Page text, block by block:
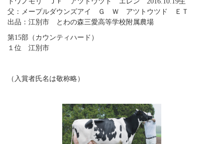
父：メープルダウンズアイ Ｇ Ｗ アツトウツド ＥＴ
出品：江別市 とわの森三愛高等学校附属農場
第15部（カウンティハード）
１位 江別市
（入賞者氏名は敬称略）